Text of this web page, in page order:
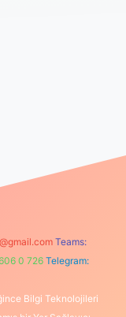
Teams:
0 726 Telegram:
Bilgi Teknolojileri